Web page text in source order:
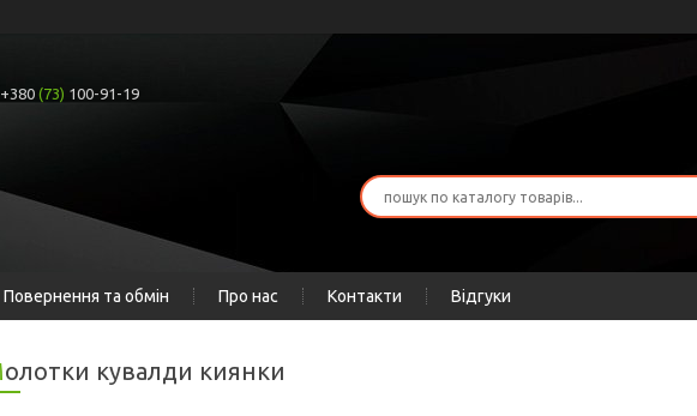
+380 (73) 100-91-19
Повернення та обмін Про нас Контакти Відгуки
Молотки кувалди киянки